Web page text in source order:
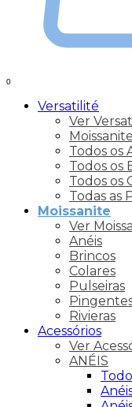
0
Versatilité
Ver
Todos os
Todos os
Todos os
Todas as
Moissanite
Ver
Anéis
Brincos
Colares
Pulseiras
Rivieras
Acessórios
Ver
ANÉIS